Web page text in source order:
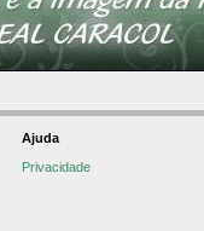
Ajuda
Privacidade